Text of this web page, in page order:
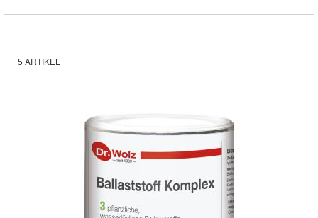
5 ARTIKEL